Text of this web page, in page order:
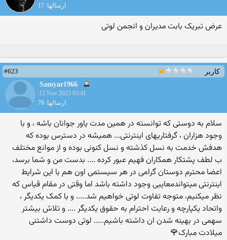
ارسالها: 17
عرض تبریک بابت مدیران و انجمن لوتی
کاربر
#623
Samyar1966
12 Nov 2023 03:41
ارسالها: 78
سلام به دوستی که توانسته در همین مدت یاور جوانان باشه ، و با
وجود هزاران ، گرفتاریهای اینترنتی... همیشه در دسترس بوده که
هدفش خدمت به نسل کذشته و نسل کنونی بوده و از موانع مختلف
ب لطف پشتکار همکاران فهیم عبور کرده .... بدست من و شما برسد،
اعضا محترم دوستان گرامی در هر سیستمی اون هم با این شرایط
اینترنتی میتواندمعایبی وجود داشته باشد اما وقتی در مقام قیاس که
نظر میکنیم، متوجه تفاوت لوتی خواهیم شد..... و با کمک یکدیگر ،
واتحاد یکپارچه و رعایت احترام به حقوق یکدیگر .... و تلاش بیشتر
سهمی در بهینه شدن ان داشته باشیم..... لوتی دوست داشتنی
میلادت مبارک🌹